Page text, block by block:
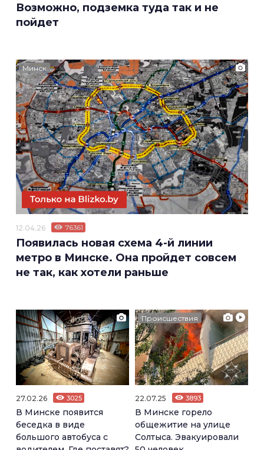
Возможно, подземка туда так и не
пойдет
Минск
12.04.26 76361
Появилась новая схема 4-й линии
метро в Минске. Она пройдет совсем
не так, как хотели раньше
27.02.26 3025
В Минске появится
беседка в виде
большого автобуса с
Происшествия
22.07.25 3893
В Минске горело
общежитие на улице
Солтыса. Эвакуировали